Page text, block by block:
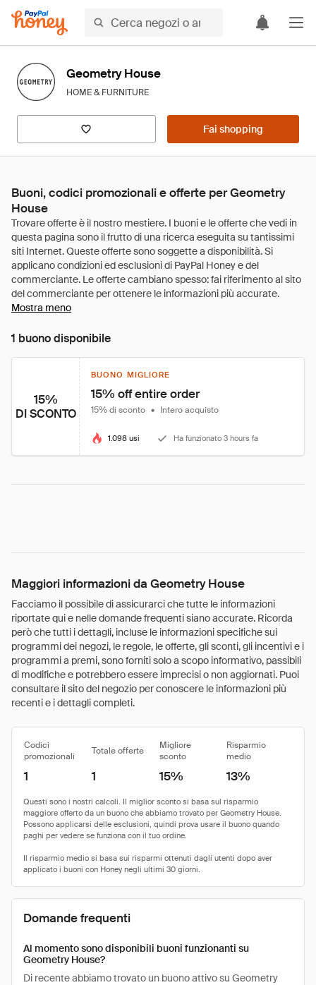
Geometry House
HOME & FURNITURE
Fai shopping
Buoni, codici promozionali e offerte per Geometry
House
Mostra meno
1 buono disponibile
15%
DI SCONTO
BUONO MIGLIORE
15% off entire order
15% di sconto • Intero acquisto
1.098 usi Ha funzionato 3 hours fa
Maggiori informazioni da Geometry House
Facciamo il possibile di assicurarci che tutte le informazioni
riportate qui e nelle domande frequenti siano accurate. Ricorda
però che tutti i dettagli, incluse le informazioni specifiche sui
programmi dei negozi, le regole, le offerte, gli sconti, gli incentivi e i
programmi a premi, sono forniti solo a scopo informativo, passibili
di modifiche e potrebbero essere imprecisi o non aggiornati. Puoi
consultare il sito del negozio per conoscere le informazioni più
recenti e i dettagli completi.
Codici
promozionali
Totale offerte
Migliore
sconto
Risparmio
medio
1 1 15% 13%
Domande frequenti
Al momento sono disponibili buoni funzionanti su
Geometry House?
Di recente abbiamo trovato un buono attivo su Geometry